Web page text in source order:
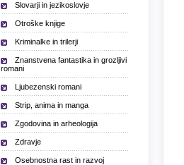
Slovarji in jezikoslovje
Otroške knjige
Kriminalke in trilerji
Znanstvena fantastika in grozljivi
romani
Ljubezenski romani
Strip, anima in manga
Zgodovina in arheologija
Zdravje
Osebnostna rast in razvoj